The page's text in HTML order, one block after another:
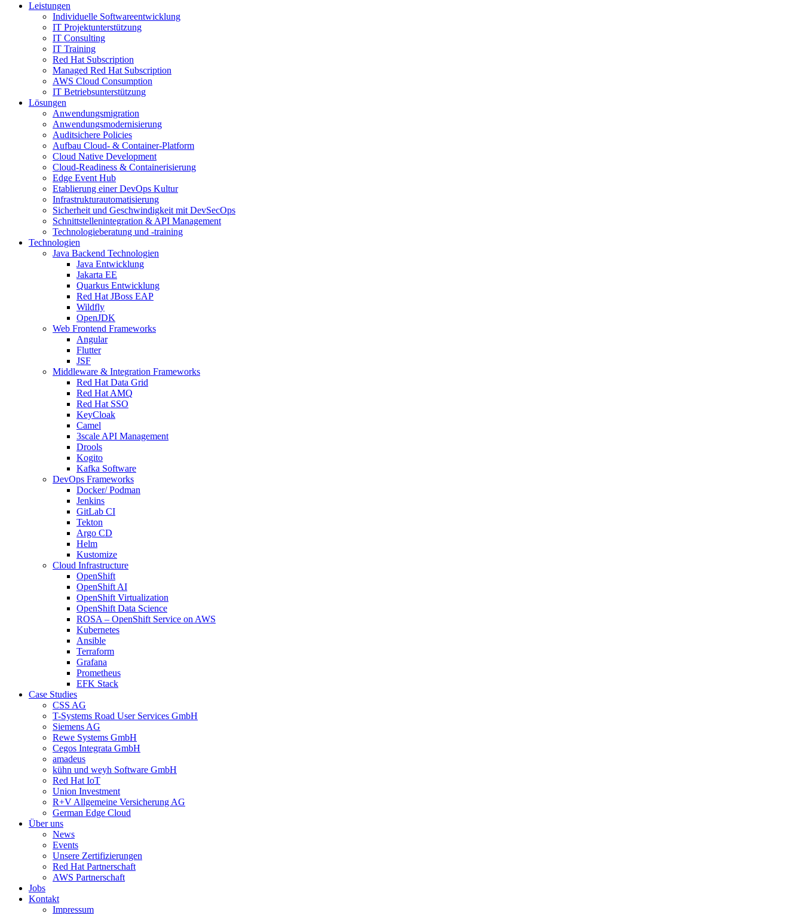
Leistungen
Individuelle Softwareentwicklung
IT Projektunterstützung
IT Consulting
IT Training
Red Hat Subscription
Managed Red Hat Subscription
AWS Cloud Consumption
IT Betriebsunterstützung
Lösungen
Anwendungsmigration
Anwendungsmodernisierung
Auditsichere Policies
Aufbau Cloud- & Container-Platform
Cloud Native Development
Cloud-Readiness & Containerisierung
Edge Event Hub
Etablierung einer DevOps Kultur
Infrastrukturautomatisierung
Sicherheit und Geschwindigkeit mit DevSecOps
Schnittstellenintegration & API Management
Technologieberatung und -training
Technologien
Java Backend Technologien
Java Entwicklung
Jakarta EE
Quarkus Entwicklung
Red Hat JBoss EAP
Wildfly
OpenJDK
Web Frontend Frameworks
Angular
Flutter
JSF
Middleware & Integration Frameworks
Red Hat Data Grid
Red Hat AMQ
Red Hat SSO
KeyCloak
Camel
3scale API Management
Drools
Kogito
Kafka Software
DevOps Frameworks
Docker/ Podman
Jenkins
GitLab CI
Tekton
Argo CD
Helm
Kustomize
Cloud Infrastructure
OpenShift
OpenShift AI
OpenShift Virtualization
OpenShift Data Science
ROSA – OpenShift Service on AWS
Kubernetes
Ansible
Terraform
Grafana
Prometheus
EFK Stack
Case Studies
CSS AG
T-Systems Road User Services GmbH
Siemens AG
Rewe Systems GmbH
Cegos Integrata GmbH
amadeus
kühn und weyh Software GmbH
Red Hat IoT
Union Investment
R+V Allgemeine Versicherung AG
German Edge Cloud
Über uns
News
Events
Unsere Zertifizierungen
Red Hat Partnerschaft
AWS Partnerschaft
Jobs
Kontakt
Impressum